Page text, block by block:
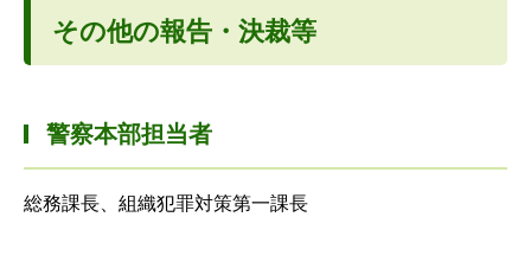
その他の報告・決裁等
警察本部担当者
総務課長、組織犯罪対策第一課長